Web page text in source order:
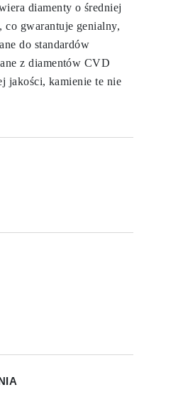
diamenty o średniej
gwarantuje genialny,
do standardów
z diamentów CVD
jakości, kamienie te nie